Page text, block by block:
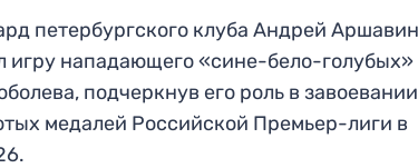
петербургского клуба Андрей
игру нападающего «сине-бело-голубых»
подчеркнув его роль в завоевании
медалей Российской Премьер-лиги в